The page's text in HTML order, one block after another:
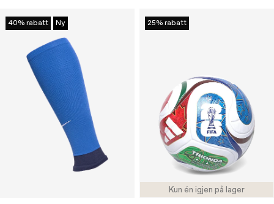
40% rabatt Ny
Kun én igjen på lager
25% rabatt